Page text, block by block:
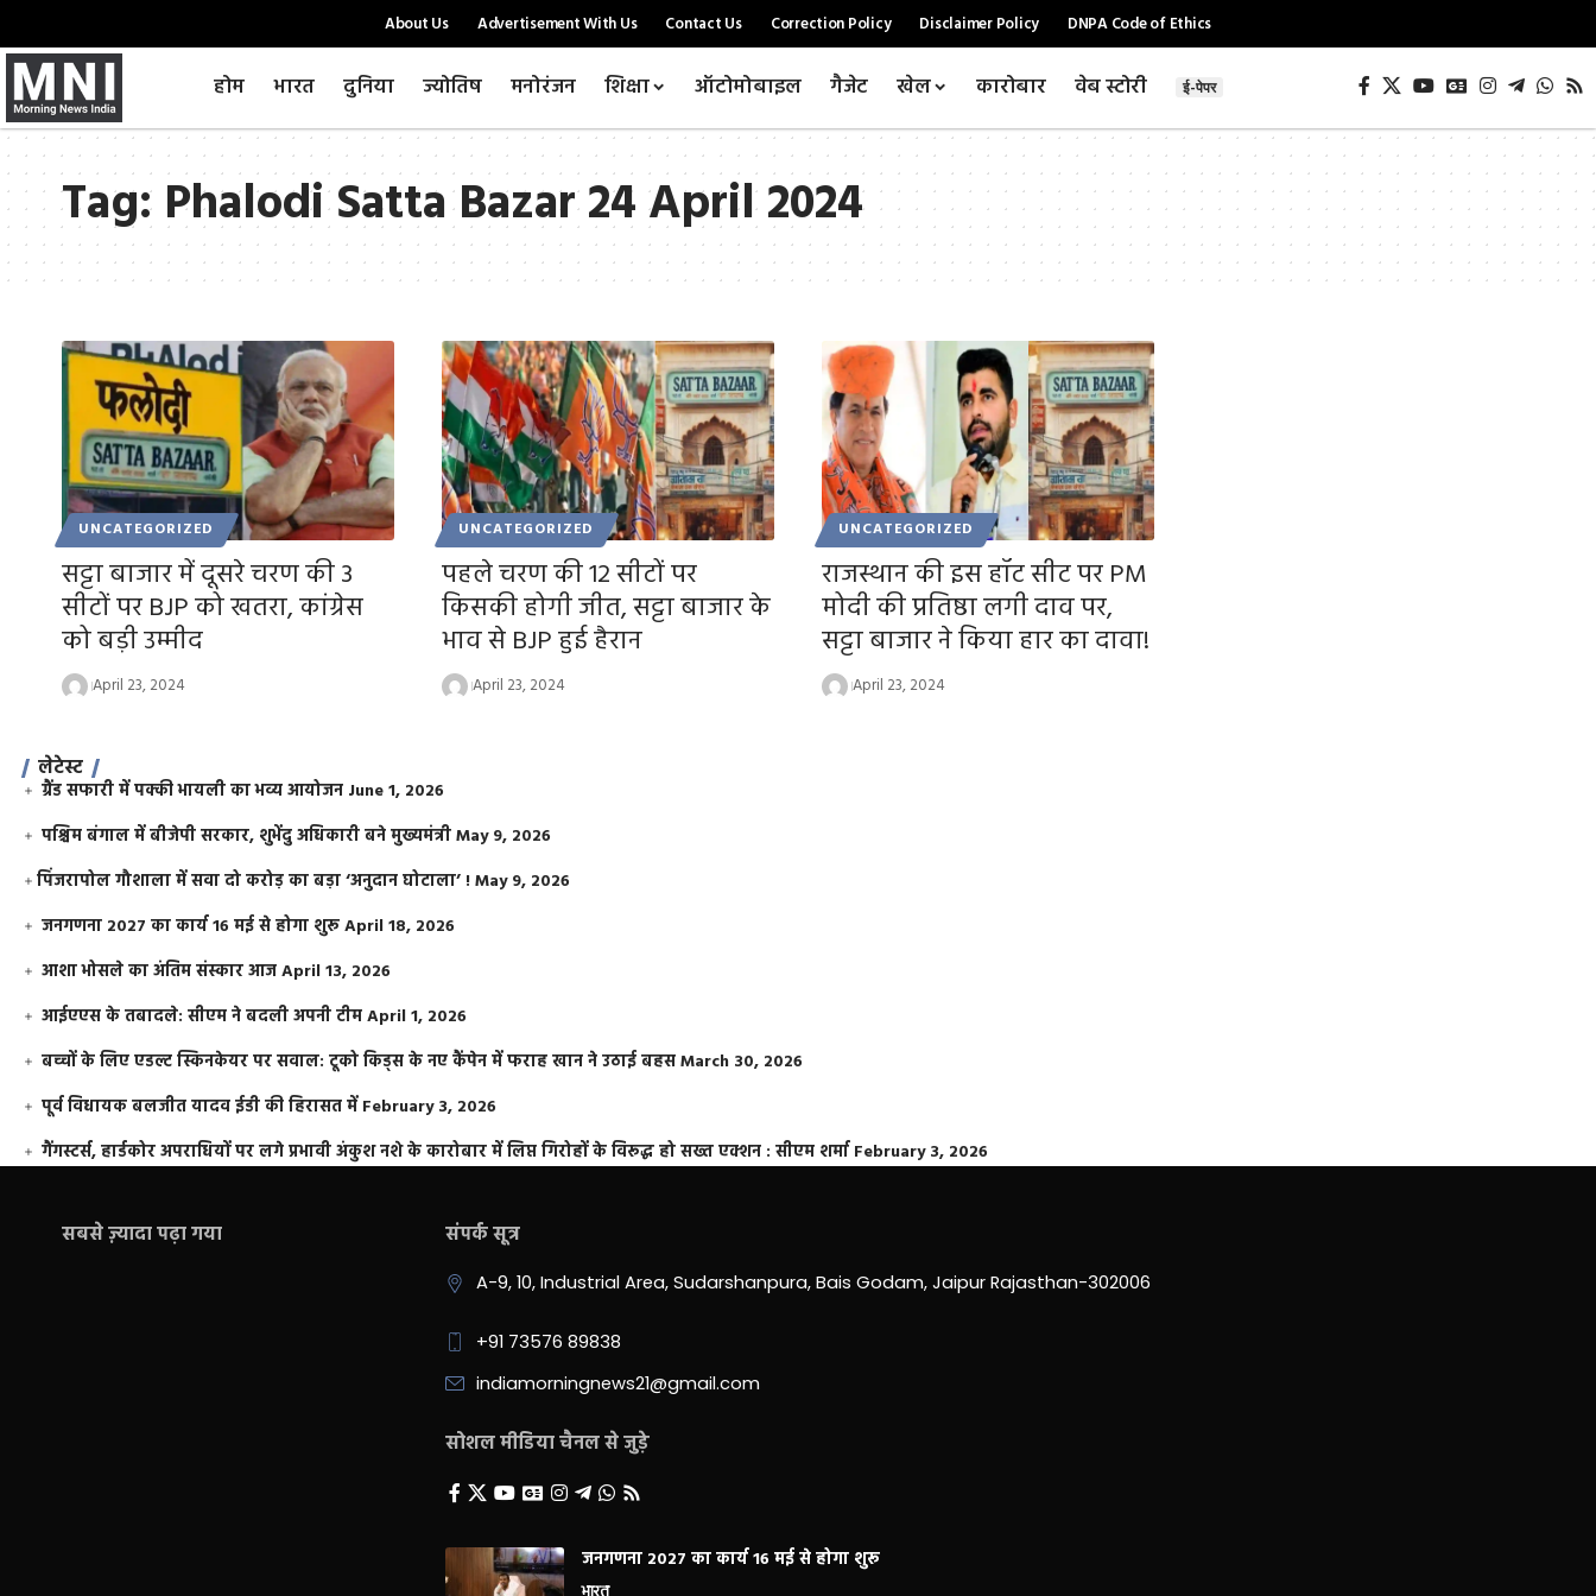
About Us Advertisement With Us Contact Us Correction Policy Disclaimer Policy DNPA Code of Ethics
होम भारत दुनिया ज्योतिष मनोरंजन शिक्षा ऑटोमोबाइल गैजेट खेल कारोबार वेब स्टोरी ई-पेपर
Tag: Phalodi Satta Bazar 24 April 2024
UNCATEGORIZED
सट्टा बाजार में दूसरे चरण की 3
सीटों पर BJP को खतरा, कांग्रेस
को बड़ी उम्मीद
April 23, 2024
UNCATEGORIZED
पहले चरण की 12 सीटों पर
किसकी होगी जीत, सट्टा बाजार के
भाव से BJP हुई हैरान
April 23, 2024
UNCATEGORIZED
राजस्थान की इस हॉट सीट पर PM
मोदी की प्रतिष्ठा लगी दाव पर,
सट्टा बाजार ने किया हार का दावा!
April 23, 2024
लेटेस्ट
ग्रैंड सफारी में पक्की भायली का भव्य आयोजन June 1, 2026
पश्चिम बंगाल में बीजेपी सरकार, शुभेंदु अधिकारी बने मुख्यमंत्रीMay 9, 2026
​पिंजरापोल गौशाला में सवा दो करोड़ का बड़ा ‘अनुदान घोटाला’ !May 9, 2026
जनगणना 2027 का कार्य 16 मई से होगा शुरूApril 18, 2026
आशा भोसले का अंतिम संस्कार आजApril 13, 2026
आईएएस के तबादले: सीएम ने बदली अपनी टीमApril 1, 2026
बच्चों के लिए एडल्ट स्किनकेयर पर सवाल: टूको किड्स के नए कैंपेन में फराह खान ने उठाई बहसMarch 30, 2026
पूर्व विधायक बलजीत यादव ईडी की हिरासत में February 3, 2026
गैंगस्टर्स, हार्डकोर अपराधियों पर लगे प्रभावी अंकुश नशे के कारोबार में लिप्त गिरोहों के विरूद्ध हो सख्त एक्शन : सीएम शर्मा February 3, 2026
सबसे ज़्यादा पढ़ा गया संपर्क सूत्र
A-9, 10, Industrial Area, Sudarshanpura, Bais Godam, Jaipur Rajasthan-302006
+91 73576 89838
indiamorningnews21@gmail.com
सोशल मीडिया चैनल से जुड़े
जनगणना 2027 का कार्य 16 मई से होगा शुरू